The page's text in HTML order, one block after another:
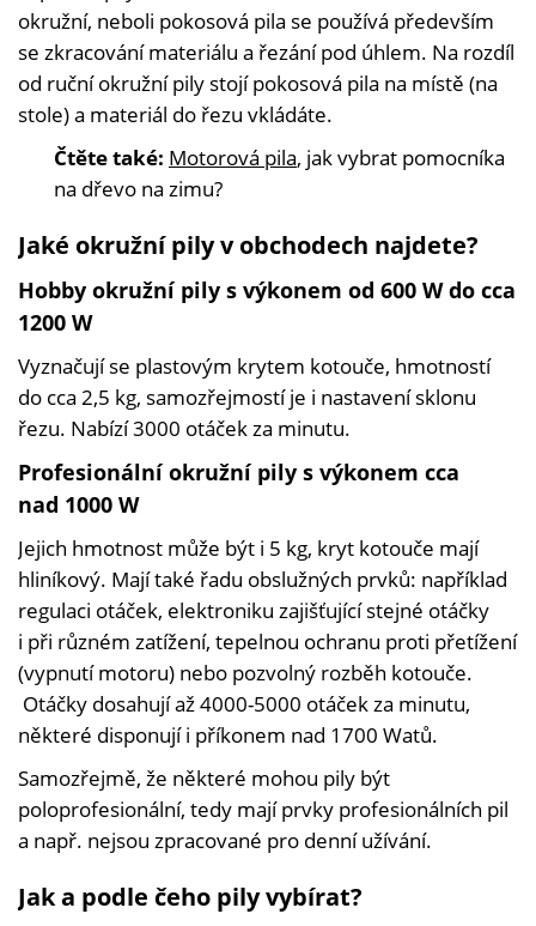
okružní, neboli pokosová pila se používá především
se zkracování materiálu a řezání pod úhlem. Na rozdíl
od ruční okružní pily stojí pokosová pila na místě (na
stole) a materiál do řezu vkládáte.
Čtěte také: Motorová pila, jak vybrat pomocníka
na dřevo na zimu?
Jaké okružní pily v obchodech najdete?
Hobby okružní pily s výkonem od 600 W do cca
1200 W
Vyznačují se plastovým krytem kotouče, hmotností
do cca 2,5 kg, samozřejmostí je i nastavení sklonu
řezu. Nabízí 3000 otáček za minutu.
Profesionální okružní pily s výkonem cca
nad 1000 W
Jejich hmotnost může být i 5 kg, kryt kotouče mají
hliníkový. Mají také řadu obslužných prvků: například
regulaci otáček, elektroniku zajišťující stejné otáčky
i při různém zatížení, tepelnou ochranu proti přetížení
(vypnutí motoru) nebo pozvolný rozběh kotouče.
Otáčky dosahují až 4000-5000 otáček za minutu,
některé disponují i příkonem nad 1700 Watů.
Samozřejmě, že některé mohou pily být
poloprofesionální, tedy mají prvky profesionálních pil
a např. nejsou zpracované pro denní užívání.
Jak a podle čeho pily vybírat?